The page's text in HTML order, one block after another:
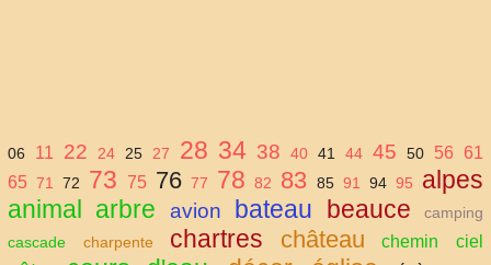
06 11 22 24 25 27 28 34 38 40 41 44 45 50 56 61
65 71 72 73 75 76 77 78 82 83 85 91 94 95
alpes
animal arbre avion bateau beauce
camping
cascade
charpente chartres château chemin ciel